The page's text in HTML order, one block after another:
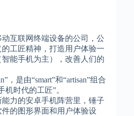
互联网终端设备的公司，公
工匠精神，打造用户体验一
能手机为主），改善人们的
，是由“smart”和“artisan”组合
机时代的工匠”。
力的安卓手机阵营里，锤子
的图形界面和用户体验设